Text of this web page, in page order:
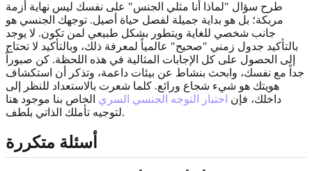
طرح سؤال "لماذا أنا مثلي الجنس" على نفسك ليس نهاية أزمة
مربكة؛ بل هو بداية جميلة لفصل حياة أصيل. توجهك الجنسي هو
جانب شخصي للغاية ويتطور بشكل طبيعي لمن تكون. لا يوجد
بالتأكيد جدول زمني "صحيح" عالمياً لمعرفة ذلك، وبالتأكيد لا تحتاج
إلى الحصول على كل الإجابات المثالية في هذه اللحظة. كن صبوراً
جداً مع نفسك، وابحث بنشاط عن بيئات داعمة، وتذكر أن استكشاف
هويتك هو شيء شجاع ورائع. كلما شعرت بالاستعداد للنظر إلى
داخلك، فإن اختبار التوجه الجنسي السري الخاص بنا موجود هنا
لتوجيه تأملك الذاتي بلطف.
أسئلة متكررة